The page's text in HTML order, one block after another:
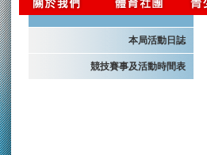
本局活動日誌
競技賽事及活動時間表